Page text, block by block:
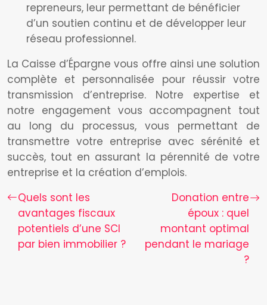
repreneurs, leur permettant de bénéficier
d’un soutien continu et de développer leur
réseau professionnel.
La Caisse d’Épargne vous offre ainsi une solution
complète et personnalisée pour réussir votre
transmission d’entreprise. Notre expertise et
notre engagement vous accompagnent tout
au long du processus, vous permettant de
transmettre votre entreprise avec sérénité et
succès, tout en assurant la pérennité de votre
entreprise et la création d’emplois.
Quels sont les
avantages fiscaux
potentiels d’une SCI
par bien immobilier ?
Donation entre
époux : quel
montant optimal
pendant le mariage
?